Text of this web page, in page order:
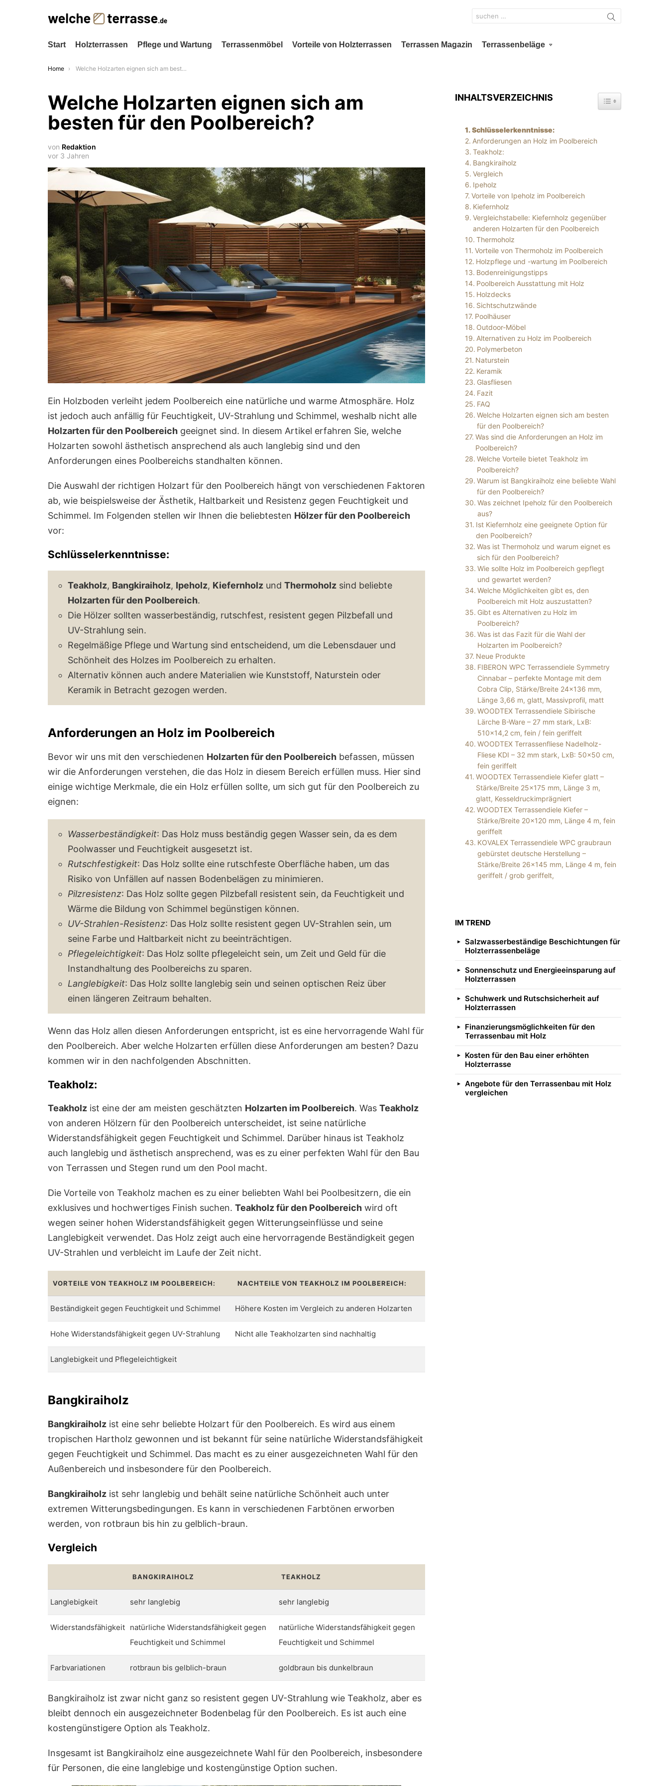
Search
for:
Start Holzterrassen Pflege und Wartung Terrassenmöbel Vorteile von Holzterrassen Terrassen Magazin Terrassenbeläge
You are here:
Home Welche Holzarten eignen sich am besten für den Poolbereich?
Welche Holzarten eignen sich am
besten für den Poolbereich?
von Redaktion
vor 3 Jahren
Ein Holzboden verleiht jedem Poolbereich eine natürliche und warme Atmosphäre. Holz
ist jedoch auch anfällig für Feuchtigkeit, UV-Strahlung und Schimmel, weshalb nicht alle
Holzarten für den Poolbereich geeignet sind. In diesem Artikel erfahren Sie, welche
Holzarten sowohl ästhetisch ansprechend als auch langlebig sind und den
Anforderungen eines Poolbereichs standhalten können.
Die Auswahl der richtigen Holzart für den Poolbereich hängt von verschiedenen Faktoren
ab, wie beispielsweise der Ästhetik, Haltbarkeit und Resistenz gegen Feuchtigkeit und
Schimmel. Im Folgenden stellen wir Ihnen die beliebtesten Hölzer für den Poolbereich
vor:
Schlüsselerkenntnisse:
Teakholz, Bangkiraiholz, Ipeholz, Kiefernholz und Thermoholz sind beliebte
Holzarten für den Poolbereich.
Die Hölzer sollten wasserbeständig, rutschfest, resistent gegen Pilzbefall und
UV-Strahlung sein.
Regelmäßige Pflege und Wartung sind entscheidend, um die Lebensdauer und
Schönheit des Holzes im Poolbereich zu erhalten.
Alternativ können auch andere Materialien wie Kunststoff, Naturstein oder
Keramik in Betracht gezogen werden.
Anforderungen an Holz im Poolbereich
Bevor wir uns mit den verschiedenen Holzarten für den Poolbereich befassen, müssen
wir die Anforderungen verstehen, die das Holz in diesem Bereich erfüllen muss. Hier sind
einige wichtige Merkmale, die ein Holz erfüllen sollte, um sich gut für den Poolbereich zu
eignen:
Wasserbeständigkeit: Das Holz muss beständig gegen Wasser sein, da es dem
Poolwasser und Feuchtigkeit ausgesetzt ist.
Rutschfestigkeit: Das Holz sollte eine rutschfeste Oberfläche haben, um das
Risiko von Unfällen auf nassen Bodenbelägen zu minimieren.
Pilzresistenz: Das Holz sollte gegen Pilzbefall resistent sein, da Feuchtigkeit und
Wärme die Bildung von Schimmel begünstigen können.
UV-Strahlen-Resistenz: Das Holz sollte resistent gegen UV-Strahlen sein, um
seine Farbe und Haltbarkeit nicht zu beeinträchtigen.
Pflegeleichtigkeit: Das Holz sollte pflegeleicht sein, um Zeit und Geld für die
Instandhaltung des Poolbereichs zu sparen.
Langlebigkeit: Das Holz sollte langlebig sein und seinen optischen Reiz über
einen längeren Zeitraum behalten.
Wenn das Holz allen diesen Anforderungen entspricht, ist es eine hervorragende Wahl für
den Poolbereich. Aber welche Holzarten erfüllen diese Anforderungen am besten? Dazu
kommen wir in den nachfolgenden Abschnitten.
Teakholz:
Teakholz ist eine der am meisten geschätzten Holzarten im Poolbereich. Was Teakholz
von anderen Hölzern für den Poolbereich unterscheidet, ist seine natürliche
Widerstandsfähigkeit gegen Feuchtigkeit und Schimmel. Darüber hinaus ist Teakholz
auch langlebig und ästhetisch ansprechend, was es zu einer perfekten Wahl für den Bau
von Terrassen und Stegen rund um den Pool macht.
Die Vorteile von Teakholz machen es zu einer beliebten Wahl bei Poolbesitzern, die ein
exklusives und hochwertiges Finish suchen. Teakholz für den Poolbereich wird oft
wegen seiner hohen Widerstandsfähigkeit gegen Witterungseinflüsse und seine
Langlebigkeit verwendet. Das Holz zeigt auch eine hervorragende Beständigkeit gegen
UV-Strahlen und verbleicht im Laufe der Zeit nicht.
VORTEILE VON TEAKHOLZ IM POOLBEREICH: NACHTEILE VON TEAKHOLZ IM POOLBEREICH:
Beständigkeit gegen Feuchtigkeit und Schimmel Höhere Kosten im Vergleich zu anderen Holzarten
Hohe Widerstandsfähigkeit gegen UV-Strahlung Nicht alle Teakholzarten sind nachhaltig
Langlebigkeit und Pflegeleichtigkeit
Bangkiraiholz
Bangkiraiholz ist eine sehr beliebte Holzart für den Poolbereich. Es wird aus einem
tropischen Hartholz gewonnen und ist bekannt für seine natürliche Widerstandsfähigkeit
gegen Feuchtigkeit und Schimmel. Das macht es zu einer ausgezeichneten Wahl für den
Außenbereich und insbesondere für den Poolbereich.
Bangkiraiholz ist sehr langlebig und behält seine natürliche Schönheit auch unter
extremen Witterungsbedingungen. Es kann in verschiedenen Farbtönen erworben
werden, von rotbraun bis hin zu gelblich-braun.
Vergleich
BANGKIRAIHOLZ TEAKHOLZ
Langlebigkeit sehr langlebig sehr langlebig
Widerstandsfähigkeit natürliche Widerstandsfähigkeit gegen
Feuchtigkeit und Schimmel
natürliche Widerstandsfähigkeit gegen
Feuchtigkeit und Schimmel
Farbvariationen rotbraun bis gelblich-braun goldbraun bis dunkelbraun
Bangkiraiholz ist zwar nicht ganz so resistent gegen UV-Strahlung wie Teakholz, aber es
bleibt dennoch ein ausgezeichneter Bodenbelag für den Poolbereich. Es ist auch eine
kostengünstigere Option als Teakholz.
Insgesamt ist Bangkiraiholz eine ausgezeichnete Wahl für den Poolbereich, insbesondere
für Personen, die eine langlebige und kostengünstige Option suchen.
INHALTSVERZEICHNIS TOGGLE TABLE OF
Schlüsselerkenntnisse:
Anforderungen an Holz im Poolbereich
Teakholz:
Bangkiraiholz
Vergleich
Ipeholz
Vorteile von Ipeholz im Poolbereich
Kiefernholz
Vergleichstabelle: Kiefernholz gegenüber
anderen Holzarten für den Poolbereich
Thermoholz
Vorteile von Thermoholz im Poolbereich
Holzpflege und -wartung im Poolbereich
Bodenreinigungstipps
Poolbereich Ausstattung mit Holz
Holzdecks
Sichtschutzwände
Poolhäuser
Outdoor-Möbel
Alternativen zu Holz im Poolbereich
Polymerbeton
Naturstein
Keramik
Glasfliesen
Fazit
FAQ
Welche Holzarten eignen sich am besten
für den Poolbereich?
Was sind die Anforderungen an Holz im
Poolbereich?
Welche Vorteile bietet Teakholz im
Poolbereich?
Warum ist Bangkiraiholz eine beliebte Wahl
für den Poolbereich?
Was zeichnet Ipeholz für den Poolbereich
aus?
Ist Kiefernholz eine geeignete Option für
den Poolbereich?
Was ist Thermoholz und warum eignet es
sich für den Poolbereich?
Wie sollte Holz im Poolbereich gepflegt
und gewartet werden?
Welche Möglichkeiten gibt es, den
Poolbereich mit Holz auszustatten?
Gibt es Alternativen zu Holz im
Poolbereich?
Was ist das Fazit für die Wahl der
Holzarten im Poolbereich?
Neue Produkte
FIBERON WPC Terrassendiele Symmetry
Cinnabar – perfekte Montage mit dem
Cobra Clip, Stärke/Breite 24×136 mm,
Länge 3,66 m, glatt, Massivprofil, matt
WOODTEX Terrassendiele Sibirische
Lärche B-Ware – 27 mm stark, LxB:
510×14,2 cm, fein / fein geriffelt
WOODTEX Terrassenfliese Nadelholz-
Fliese KDI – 32 mm stark, LxB: 50×50 cm,
fein geriffelt
WOODTEX Terrassendiele Kiefer glatt –
Stärke/Breite 25×175 mm, Länge 3 m,
glatt, Kesseldruckimprägniert
WOODTEX Terrassendiele Kiefer –
Stärke/Breite 20×120 mm, Länge 4 m, fein
geriffelt
KOVALEX Terrassendiele WPC graubraun
gebürstet deutsche Herstellung –
Stärke/Breite 26×145 mm, Länge 4 m, fein
geriffelt / grob geriffelt,
IM TREND
Salzwasserbeständige Beschichtungen für
Holzterrassenbeläge
Sonnenschutz und Energieeinsparung auf
Holzterrassen
Schuhwerk und Rutschsicherheit auf
Holzterrassen
Finanzierungsmöglichkeiten für den
Terrassenbau mit Holz
Kosten für den Bau einer erhöhten
Holzterrasse
Angebote für den Terrassenbau mit Holz
vergleichen